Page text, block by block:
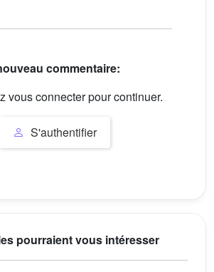
commentaire:
vous connecter pour continuer.
S'authentifier
pourraient vous intéresser